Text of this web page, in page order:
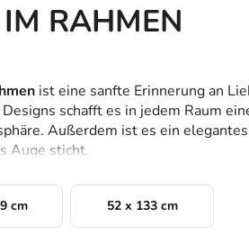
RAHMEN
ist eine sanfte Erinnerung an
schafft es in jedem Raum
Außerdem ist es ein elegantes
Auge sticht.
cm 52 x 133 cm